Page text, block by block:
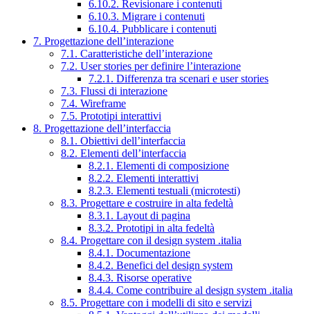
6.10.2. Revisionare i contenuti
6.10.3. Migrare i contenuti
6.10.4. Pubblicare i contenuti
7. Progettazione dell’interazione
7.1. Caratteristiche dell’interazione
7.2. User stories per definire l’interazione
7.2.1. Differenza tra scenari e user stories
7.3. Flussi di interazione
7.4. Wireframe
7.5. Prototipi interattivi
8. Progettazione dell’interfaccia
8.1. Obiettivi dell’interfaccia
8.2. Elementi dell’interfaccia
8.2.1. Elementi di composizione
8.2.2. Elementi interattivi
8.2.3. Elementi testuali (microtesti)
8.3. Progettare e costruire in alta fedeltà
8.3.1. Layout di pagina
8.3.2. Prototipi in alta fedeltà
8.4. Progettare con il design system .italia
8.4.1. Documentazione
8.4.2. Benefici del design system
8.4.3. Risorse operative
8.4.4. Come contribuire al design system .italia
8.5. Progettare con i modelli di sito e servizi